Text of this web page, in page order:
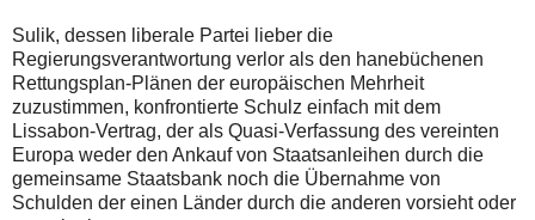
Sulik, dessen liberale Partei lieber die
Regierungsverantwortung verlor als den hanebüchenen
Rettungsplan-Plänen der europäischen Mehrheit
zuzustimmen, konfrontierte Schulz einfach mit dem
Lissabon-Vertrag, der als Quasi-Verfassung des vereinten
Europa weder den Ankauf von Staatsanleihen durch die
gemeinsame Staatsbank noch die Übernahme von
Schulden der einen Länder durch die anderen vorsieht oder